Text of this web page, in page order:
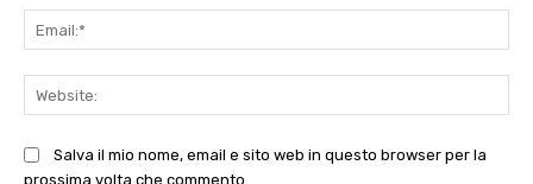
Salva il mio nome, email e sito web in questo browser per la
prossima volta che commento.